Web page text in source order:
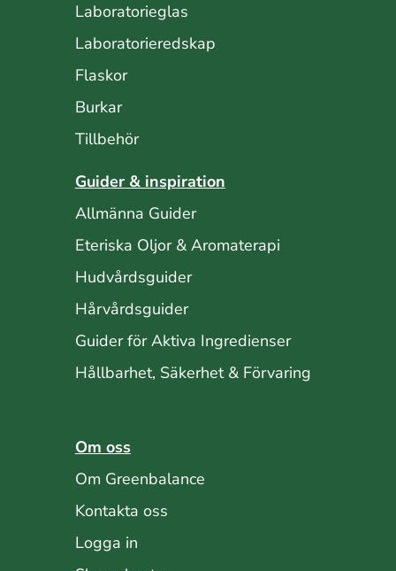
Laboratorieglas
Laboratorieredskap
Flaskor
Burkar
Tillbehör
Guider & inspiration
Allmänna Guider
Eteriska Oljor & Aromaterapi
Hudvårdsguider
Hårvårdsguider
Guider för Aktiva Ingredienser
Hållbarhet, Säkerhet & Förvaring
Om oss
Om Greenbalance
Kontakta oss
Logga in